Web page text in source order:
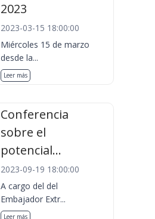
2023
2023-03-15 18:00:00
Miércoles 15 de marzo
desde la...
Leer más
Conferencia
sobre el
potencial...
2023-09-19 18:00:00
A cargo del del
Embajador Extr...
Leer más